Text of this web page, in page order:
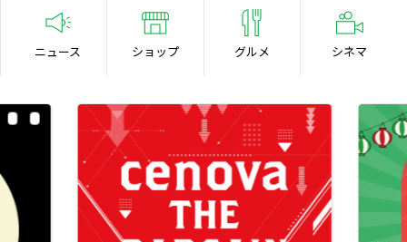
ニュース ショップ グルメ シネマ